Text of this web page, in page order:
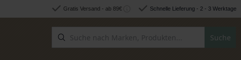
Zum Inhalt springenGratis Versand - ab 89€ Schnelle Lieferung - 2 - 3 Werktage
Suche